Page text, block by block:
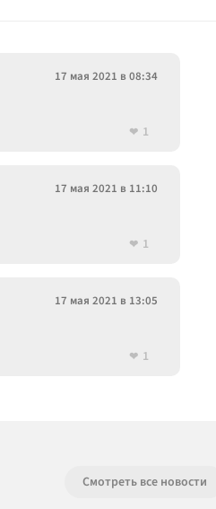
17 мая 2021 в 08:34
1
17 мая 2021 в 11:10
1
17 мая 2021 в 13:05
1
Смотреть все новости